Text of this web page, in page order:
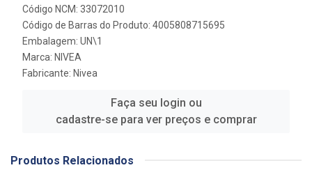
Código NCM: 33072010
Código de Barras do Produto: 4005808715695
Embalagem: UN\1
Marca: NIVEA
Fabricante: Nivea
Faça seu login ou
cadastre-se para ver preços e comprar
Produtos Relacionados